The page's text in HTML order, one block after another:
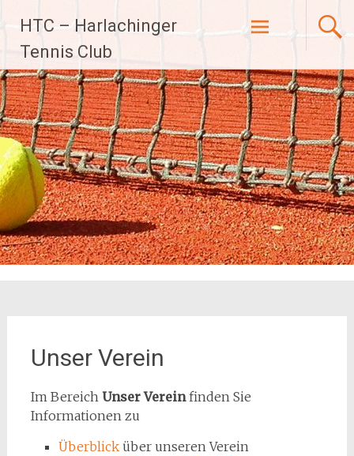
HTC – Harlachinger
Tennis Club
Zum
Inhalt
Unser Verein
Im Bereich Unser Vereinfinden Sie
Informationen zu
Überblicküber unseren Verein